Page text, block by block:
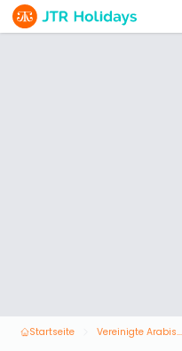
Startseite Vereinigte Arabische Emirate